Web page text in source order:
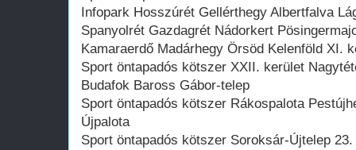
Infopark Hosszúrét Gellérthegy Albertfalva
Spanyolrét Gazdagrét Nádorkert
Kamaraerdő Madárhegy Örsöd Kelenföld XI.
Sport öntapadós kötszer XXII. kerület
Budafok Baross Gábor-telep
Sport öntapadós kötszer Rákospalota
Újpalota
Sport öntapadós kötszer Soroksár-Újtelep